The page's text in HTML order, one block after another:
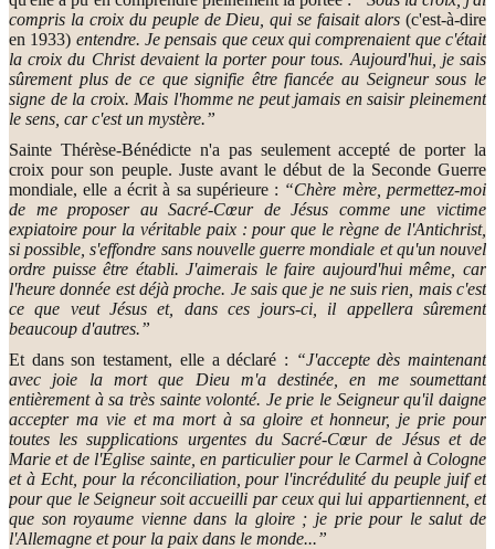
compris la croix du peuple de Dieu, qui se faisait alors (c'est-à-dire
en 1933) entendre. Je pensais que ceux qui comprenaient que c'était
la croix du Christ devaient la porter pour tous. Aujourd'hui, je sais
sûrement plus de ce que signifie être fiancée au Seigneur sous le
signe de la croix. Mais l'homme ne peut jamais en saisir pleinement
le sens, car c'est un mystère.”
Sainte Thérèse-Bénédicte n'a pas seulement accepté de porter la
croix pour son peuple. Juste avant le début de la Seconde Guerre
mondiale, elle a écrit à sa supérieure : “Chère mère, permettez-moi
de me proposer au Sacré-Cœur de Jésus comme une victime
expiatoire pour la véritable paix : pour que le règne de l'Antichrist,
si possible, s'effondre sans nouvelle guerre mondiale et qu'un nouvel
ordre puisse être établi. J'aimerais le faire aujourd'hui même, car
l'heure donnée est déjà proche. Je sais que je ne suis rien, mais c'est
ce que veut Jésus et, dans ces jours-ci, il appellera sûrement
beaucoup d'autres.”
Et dans son testament, elle a déclaré : “J'accepte dès maintenant
avec joie la mort que Dieu m'a destinée, en me soumettant
entièrement à sa très sainte volonté. Je prie le Seigneur qu'il daigne
accepter ma vie et ma mort à sa gloire et honneur, je prie pour
toutes les supplications urgentes du Sacré-Cœur de Jésus et de
Marie et de l'Église sainte, en particulier pour le Carmel à Cologne
et à Echt, pour la réconciliation, pour l'incrédulité du peuple juif et
pour que le Seigneur soit accueilli par ceux qui lui appartiennent, et
que son royaume vienne dans la gloire ; je prie pour le salut de
l'Allemagne et pour la paix dans le monde...”